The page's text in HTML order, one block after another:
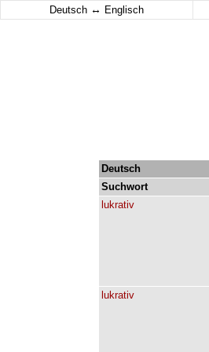
Deutsch ↔ Englisch
Deutsch
Suchwort
lukrativ
lukrativ